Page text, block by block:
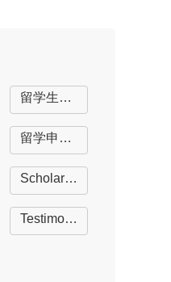
留学生活指南
留学申请offer
Scholarships
Testimonials